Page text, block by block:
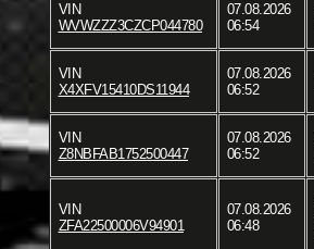
VIN
WVWZZZ3CZCP044780
07.08.2026
06:54
VIN
X4XFV15410DS11944
07.08.2026
06:52
VIN
Z8NBFAB1752500447
07.08.2026
06:52
VIN
ZFA22500006V94901
07.08.2026
06:48